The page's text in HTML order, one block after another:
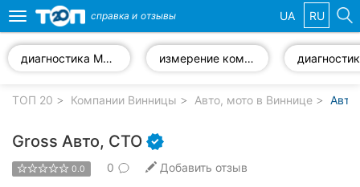
компании
Toggle
navigation
справка и отзывы UA RU
диагностика МКПП измерение компрессии двигателя
ТОП 20 Компании Винницы Авто, мото в Виннице
Gross Авто, СТО
0.0 0 Добавить отзыв